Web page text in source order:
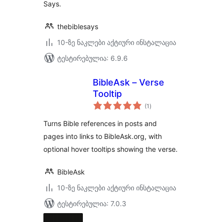
Says.
thebiblesays
10-ზე ნაკლები აქტიური ინსტალაცია
ტესტირებულია: 6.9.6
BibleAsk – Verse
Tooltip
(1 საერთო
რეიტინგი
)
Turns Bible references in posts and
pages into links to BibleAsk.org, with
optional hover tooltips showing the verse.
BibleAsk
10-ზე ნაკლები აქტიური ინსტალაცია
ტესტირებულია: 7.0.3